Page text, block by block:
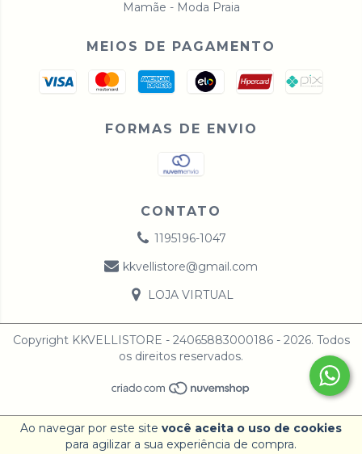
Ao navegar por este site você aceita o uso de cookies
para agilizar a sua experiência de compra.
Mamãe - Moda Praia
MEIOS DE PAGAMENTO
FORMAS DE ENVIO
CONTATO
1195196-1047
kkvellistore@gmail.com
LOJA VIRTUAL
Copyright KKVELLISTORE - 24065883000186 - 2026. Todos
os direitos reservados.